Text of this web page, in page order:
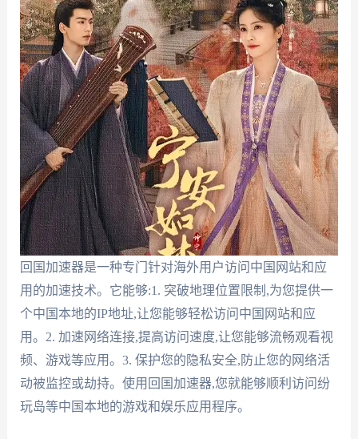
回国加速器是一种专门针对海外用户访问中国网站和应
用的加速技术。它能够:1. 突破地理位置限制,为您提供一
个中国本地的IP地址,让您能够轻松访问中国网站和应
用。2. 加速网络连接,提高访问速度,让您能够流畅观看视
频、游戏等应用。3. 保护您的隐私安全,防止您的网络活
动被监控或劫持。使用回国加速器,您就能够顺利访问纷
玩岛等中国本地的游戏和娱乐应用程序。